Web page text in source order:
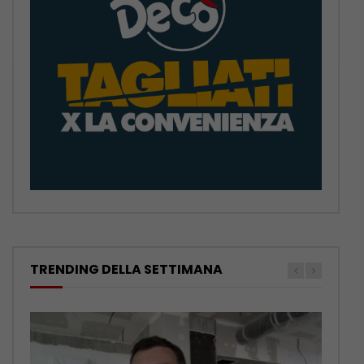
TRENDING DELLA SETTIMANA